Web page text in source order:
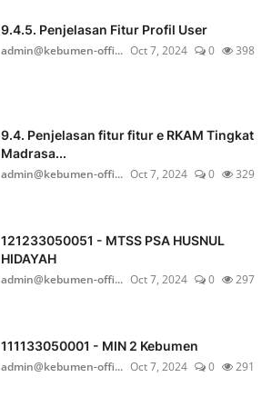
9.4.5. Penjelasan Fitur Profil User
admin@kebumen-offi... Oct 7, 2024 0 398
9.4. Penjelasan fitur fitur e RKAM Tingkat
Madrasa...
admin@kebumen-offi... Oct 7, 2024 0 329
121233050051 - MTSS PSA HUSNUL
HIDAYAH
admin@kebumen-offi... Oct 7, 2024 0 297
111133050001 - MIN 2 Kebumen
admin@kebumen-offi... Oct 7, 2024 0 291